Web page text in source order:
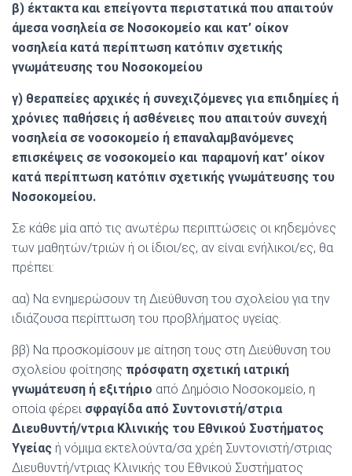
β) έκτακτα και επείγοντα περιστατικά που απαιτούν
άμεσα νοσηλεία σε Νοσοκομείο και κατ’ οίκον
νοσηλεία κατά περίπτωση κατόπιν σχετικής
γνωμάτευσης του Νοσοκομείου
γ) θεραπείες αρχικές ή συνεχιζόμενες για επιδημίες ή
χρόνιες παθήσεις ή ασθένειες που απαιτούν συνεχή
νοσηλεία σε νοσοκομείο ή επαναλαμβανόμενες
επισκέψεις σε νοσοκομείο και παραμονή κατ’ οίκον
κατά περίπτωση κατόπιν σχετικής γνωμάτευσης του
Νοσοκομείου.
Σε κάθε μία από τις ανωτέρω περιπτώσεις οι κηδεμόνες
των μαθητών/τριών ή οι ίδιοι/ες, αν είναι ενήλικοι/ες, θα
πρέπει:
αα) Να ενημερώσουν τη Διεύθυνση του σχολείου για την
ιδιάζουσα περίπτωση του προβλήματος υγείας.
ββ) Να προσκομίσουν με αίτηση τους στη Διεύθυνση του
σχολείου φοίτησης πρόσφατη σχετική ιατρική
γνωμάτευση ή εξιτήριο από Δημόσιο Νοσοκομείο, η
οποία φέρει σφραγίδα από Συντονιστή/στρια
Διευθυντή/ντρια Κλινικής του Εθνικού Συστήματος
Υγείας ή νόμιμα εκτελούντα/σα χρέη Συντονιστή/στριας
Διευθυντή/ντριας Κλινικής του Εθνικού Συστήματος